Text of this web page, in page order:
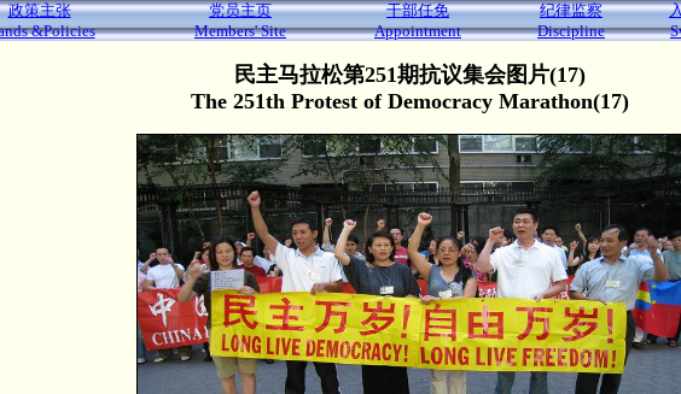
政策主张
&Policies
党员主页
Members' Site
干部任免
Appointment
纪律监察
Discipline
民主马拉松第251期抗议集会图片(17)
The 251th Protest of Democracy Marathon(17)